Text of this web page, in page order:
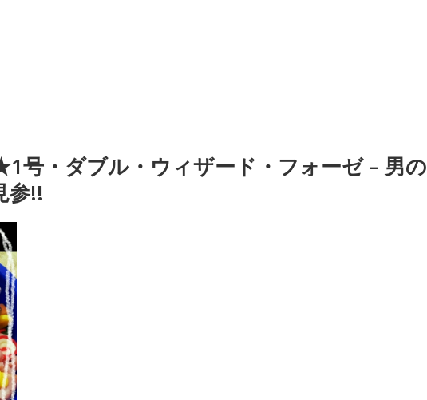
号・ダブル・ウィザード・フォーゼ – 男の
参!!